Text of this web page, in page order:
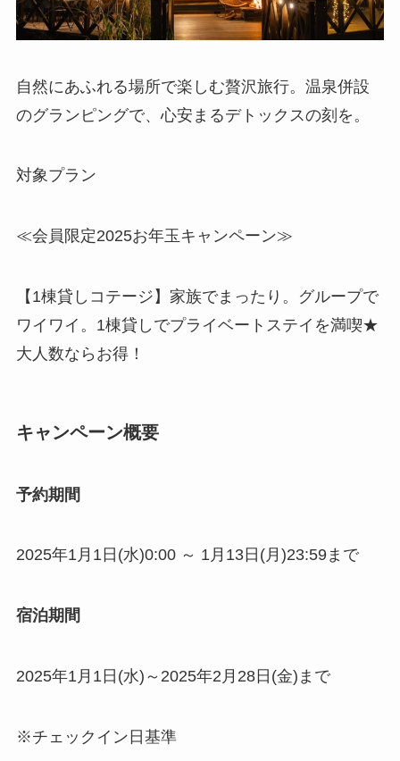
自然にあふれる場所で楽しむ贅沢旅行。温泉併設
のグランピングで、心安まるデトックスの刻を。
対象プラン
≪会員限定2025お年玉キャンペーン≫
【1棟貸しコテージ】家族でまったり。グループで
ワイワイ。1棟貸しでプライベートステイを満喫★
大人数ならお得！
キャンペーン概要
予約期間
2025年1月1日(水)0:00 ～ 1月13日(月)23:59まで
宿泊期間
2025年1月1日(水)～2025年2月28日(金)まで
※チェックイン日基準